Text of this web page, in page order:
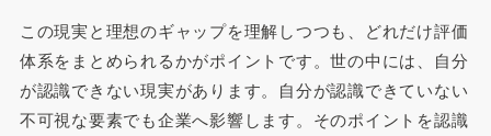
この現実と理想のギャップを理解しつつも、どれだけ評価
体系をまとめられるかがポイントです。世の中には、自分
が認識できない現実があります。自分が認識できていない
不可視な要素でも企業へ影響します。そのポイントを認識